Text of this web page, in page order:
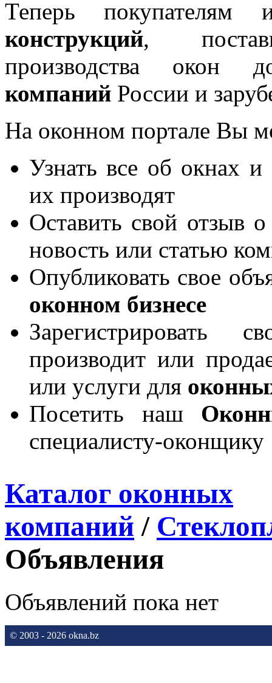
Теперь покупателям
конструкций,
производства окон
компаний России и
На оконном портале Вы
Узнать все об окнах и
их производят
Оставить свой отзыв
новость или статью
Опубликовать свое
оконном бизнесе
производит или
или услуги для
Посетить наш
специалисту-оконщику
Каталог оконных
компаний /
Объявления
Объявлений пока нет
© 2003 - 2026 okna.bz